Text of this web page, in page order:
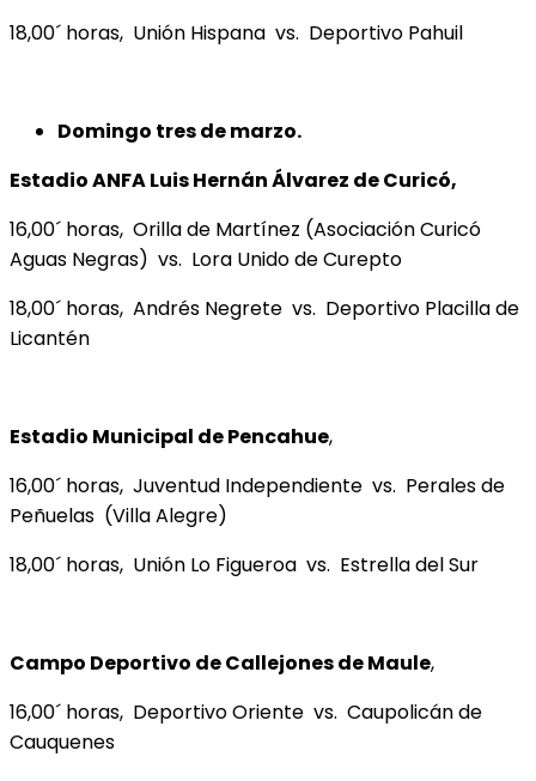
18,00´ horas, Unión Hispana vs. Deportivo Pahuil
Domingo tres de marzo.
Estadio ANFA Luis Hernán Álvarez de Curicó,
16,00´ horas, Orilla de Martínez (Asociación Curicó
Aguas Negras) vs. Lora Unido de Curepto
18,00´ horas, Andrés Negrete vs. Deportivo Placilla de
Licantén
Estadio Municipal de Pencahue,
16,00´ horas, Juventud Independiente vs. Perales de
Peñuelas (Villa Alegre)
18,00´ horas, Unión Lo Figueroa vs. Estrella del Sur
Campo Deportivo de Callejones de Maule,
16,00´ horas, Deportivo Oriente vs. Caupolicán de
Cauquenes